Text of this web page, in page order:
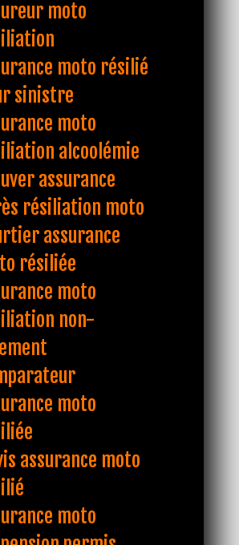
moto
moto résilié
sinistre
moto
alcoolémie
assurance
résiliation moto
assurance
résiliée
moto
non-
moto
assurance moto
moto